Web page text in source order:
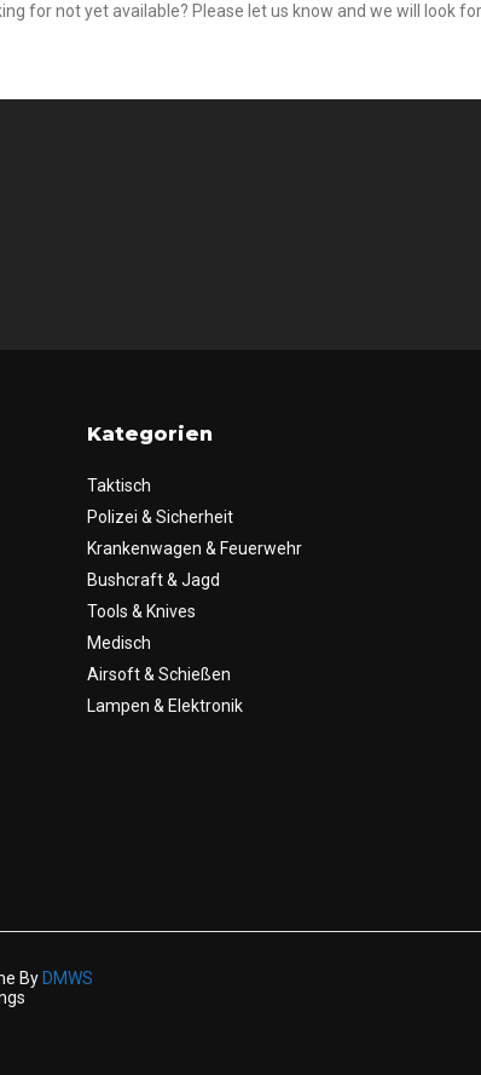
for not yet available? Please let us know and we will look
Kategorien
Taktisch
Polizei & Sicherheit
Krankenwagen & Feuerwehr
Bushcraft & Jagd
Tools & Knives
Medisch
Airsoft & Schießen
Lampen & Elektronik
By DMWS